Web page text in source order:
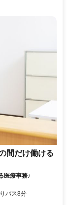
間だけ働ける
医療事務♪
急川崎駅よりバス8分